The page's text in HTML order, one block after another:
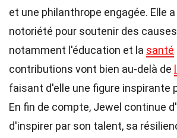
et une philanthrope engagée. Elle
notoriété pour soutenir des
notamment l'éducation et la santé
contributions vont bien au-delà de
faisant d'elle une figure inspirante
En fin de compte, Jewel continue
d'inspirer par son talent, sa